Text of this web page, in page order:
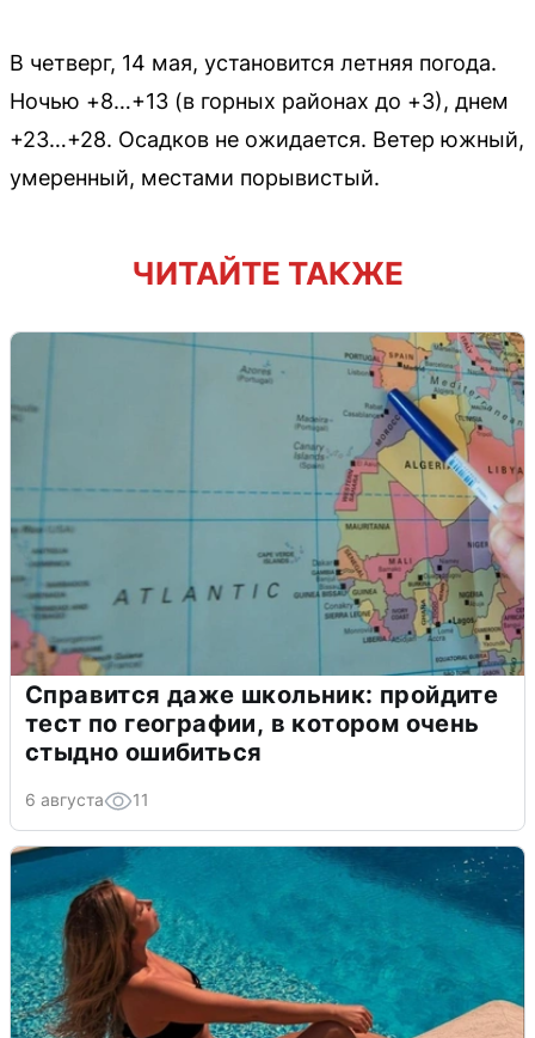
В четверг, 14 мая, установится летняя погода.
Ночью +8…+13 (в горных районах до +3), днем
+23…+28. Осадков не ожидается. Ветер южный,
умеренный, местами порывистый.
ЧИТАЙТЕ ТАКЖЕ
Справится даже школьник: пройдите
тест по географии, в котором очень
стыдно ошибиться
6 августа 11